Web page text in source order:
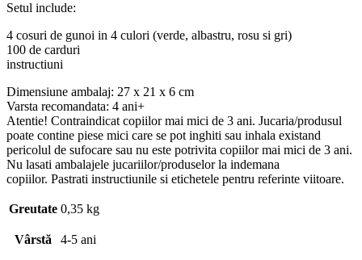
Setul include:
4 cosuri de gunoi in 4 culori (verde, albastru, rosu si gri)
100 de carduri
instructiuni
Dimensiune ambalaj: 27 x 21 x 6 cm
Varsta recomandata: 4 ani+
Atentie! Contraindicat copiilor mai mici de 3 ani. Jucaria/produsul
poate contine piese mici care se pot inghiti sau inhala existand
pericolul de sufocare sau nu este potrivita copiilor mai mici de 3 ani.
Nu lasati ambalajele jucariilor/produselor la indemana
copiilor. Pastrati instructiunile si etichetele pentru referinte viitoare.
Greutate 0,35 kg
Vârstă 4-5 ani